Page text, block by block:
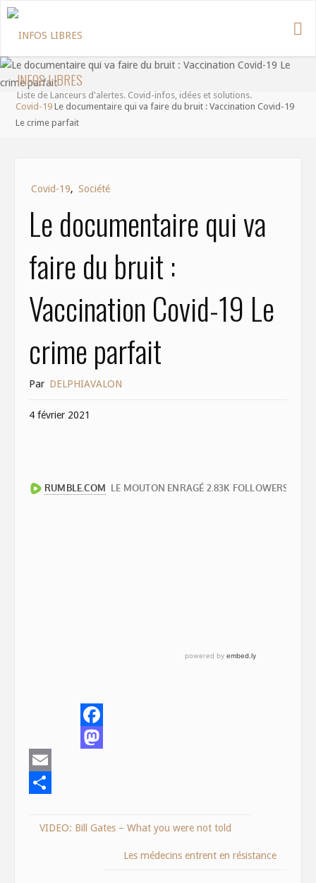
Aller
INFOS LIBRES
Liste de Lanceurs d'alertes. Covid-infos, idées et solutions.
Accueil
Covid-19 Le documentaire qui va faire du bruit : Vaccination Covid-19
Le crime parfait
Covid-19, Société
Le documentaire qui va
faire du bruit :
Vaccination Covid-19 Le
crime parfait
Par DELPHIAVALON
4 février 2021
F
b
M
aE
VIDEO: Bill Gates – What you were not told
Les médecins entrent en résistance